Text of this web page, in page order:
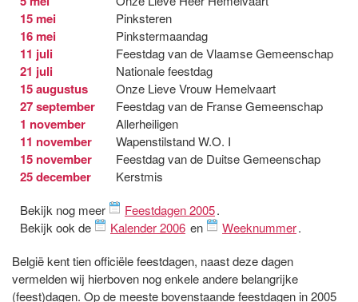
15 mei Pinksteren
16 mei Pinkstermaandag
11 juli Feestdag van de Vlaamse Gemeenschap
21 juli Nationale feestdag
15 augustus Onze Lieve Vrouw Hemelvaart
27 september Feestdag van de Franse Gemeenschap
1 november Allerheiligen
11 november Wapenstilstand W.O. I
15 november Feestdag van de Duitse Gemeenschap
25 december
Kerstmis
Bekijk nog meer
Feestdagen 2005.
Bekijk ook de
Kalender 2006 en Weeknummer.
België kent tien officiële feestdagen, naast deze dagen
vermelden wij hierboven nog enkele andere belangrijke
(feest)dagen. Op de meeste bovenstaande feestdagen in 2005